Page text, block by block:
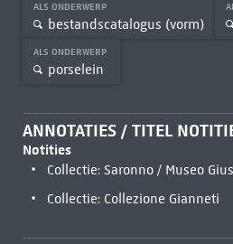
ALS ONDERWERP
bestandscatalogus (vorm)
ALS ONDERWERP
porselein
ANNOTATIES / TITEL
Notities
Collectie: Saronno / Museo
Collectie: Collezione Gianneti